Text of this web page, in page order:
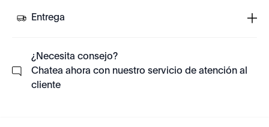
Entrega
¿Necesita consejo?
Chatea ahora con nuestro servicio de atención al
cliente